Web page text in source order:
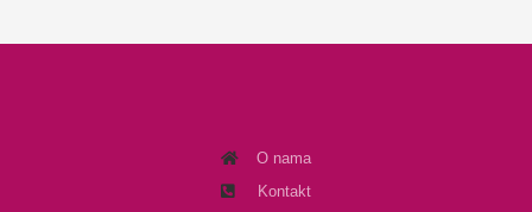
O nama
Kontakt